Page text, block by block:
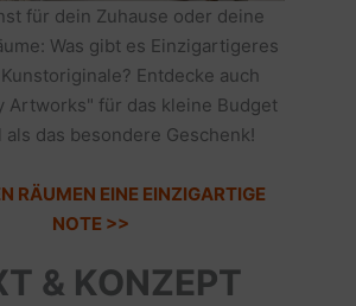
für dein Zuhause oder deine
Was gibt es Einzigartigeres
Entdecke auch
Artworks" für das kleine Budget
als das besondere Geschenk!
RÄUMEN EINE EINZIGARTIGE
NOTE >>
& KONZEPT